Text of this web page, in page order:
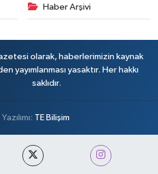
Haber Arşivi
olarak, haberlerimizin kaynak
yayımlanması yasaktır. Her hakkı
saklıdır.
TE Bilişim